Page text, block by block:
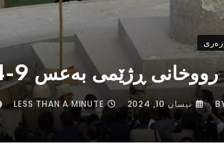
ڕژێمی بەعس 9-4-2003
نیسان 10, 2024 LESS THAN A MINUTE